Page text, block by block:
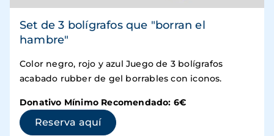
Set de 3 bolígrafos que "borran el
hambre"
Color negro, rojo y azul Juego de 3 bolígrafos
acabado rubber de gel borrables con iconos.
Donativo Mínimo Recomendado: 6€
Reserva aquí(se abre en una ventana nueva)